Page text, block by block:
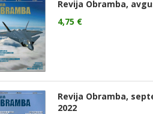
Revija Obramba,
4,75 €
Revija Obramba,
2022